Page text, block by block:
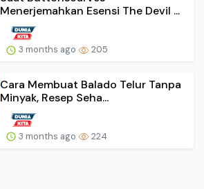
Menerjemahkan Esensi The Devil ...
3 months ago 205
Cara Membuat Balado Telur Tanpa
Minyak, Resep Seha...
3 months ago 224